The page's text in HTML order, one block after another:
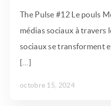
The Pulse #12 Le pouls
médias sociaux à
sociaux se transforment
[…]
octobre 15, 2024